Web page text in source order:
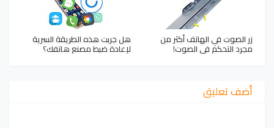
زر الصوت في الهاتف أكثر من
مجرد التحكم في الصوت!
هل جربت هذه الطريقة السرية
لإعادة ضبط مصنع هاتفك؟
أضف تعليق